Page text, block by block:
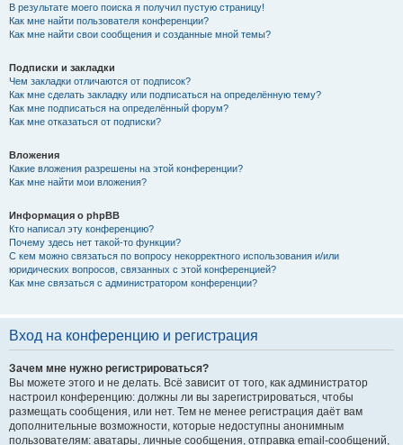
В результате моего поиска я получил пустую страницу!
Как мне найти пользователя конференции?
Как мне найти свои сообщения и созданные мной темы?
Подписки и закладки
Чем закладки отличаются от подписок?
Как мне сделать закладку или подписаться на определённую тему?
Как мне подписаться на определённый форум?
Как мне отказаться от подписки?
Вложения
Какие вложения разрешены на этой конференции?
Как мне найти мои вложения?
Информация о phpBB
Кто написал эту конференцию?
Почему здесь нет такой-то функции?
С кем можно связаться по вопросу некорректного использования и/или
юридических вопросов, связанных с этой конференцией?
Как мне связаться с администратором конференции?
Вход на конференцию и регистрация
Зачем мне нужно регистрироваться?
Вы можете этого и не делать. Всё зависит от того, как администратор
настроил конференцию: должны ли вы зарегистрироваться, чтобы
размещать сообщения, или нет. Тем не менее регистрация даёт вам
дополнительные возможности, которые недоступны анонимным
пользователям: аватары, личные сообщения, отправка email-сообщений,